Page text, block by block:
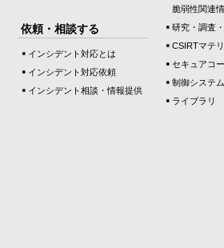
依頼・相談する
インシデント対応とは
インシデント対応依頼
インシデント相談・情報提供
脆弱性関連
研究・調査
CSIRTマテ
セキュアコ
制御システ
ライブラリ